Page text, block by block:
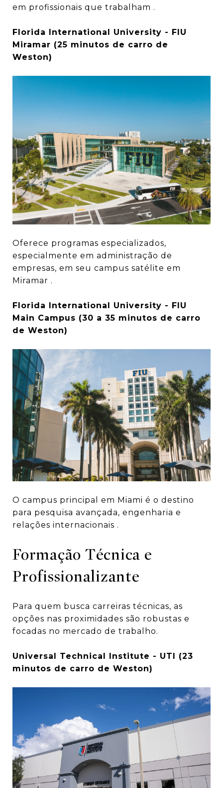
em profissionais que trabalham .
Florida International University - FIU
Miramar (25 minutos de carro de
Weston)
Oferece programas especializados,
especialmente em administração de
empresas, em seu campus satélite em
Miramar .
Florida International University - FIU
Main Campus (30 a 35 minutos de carro
de Weston)
O campus principal em Miami é o destino
para pesquisa avançada, engenharia e
relações internacionais .
Formação Técnica e
Profissionalizante
Para quem busca carreiras técnicas, as
opções nas proximidades são robustas e
focadas no mercado de trabalho.
Universal Technical Institute - UTI (23
minutos de carro de Weston)